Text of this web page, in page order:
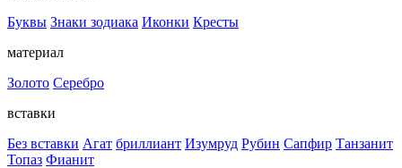
Буквы Знаки зодиака Иконки Кресты
материал
Золото Серебро
вставки
Без вставки Агат бриллиант Изумруд Рубин Сапфир Танзанит
Топаз Фианит